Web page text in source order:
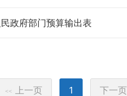
政府部门预算输出表
<< 上一页 1 下一页